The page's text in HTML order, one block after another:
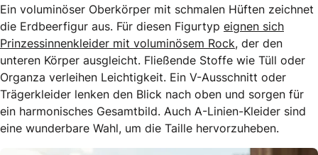
Ein voluminöser Oberkörper mit schmalen Hüften zeichnet
die Erdbeerfigur aus. Für diesen Figurtyp eignen sich
Prinzessinnenkleider mit voluminösem Rock, der den
unteren Körper ausgleicht. Fließende Stoffe wie Tüll oder
Organza verleihen Leichtigkeit. Ein V-Ausschnitt oder
Trägerkleider lenken den Blick nach oben und sorgen für
ein harmonisches Gesamtbild. Auch A-Linien-Kleider sind
eine wunderbare Wahl, um die Taille hervorzuheben.